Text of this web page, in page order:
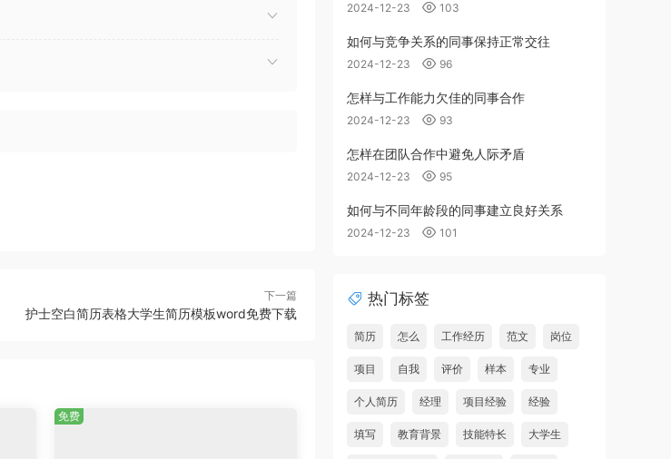
下一篇
护士空白简历表格大学生简历模板word免费下载
免费
2024-12-23 103
如何与竞争关系的同事保持正常交往
2024-12-23 96
怎样与工作能力欠佳的同事合作
2024-12-23 93
怎样在团队合作中避免人际矛盾
2024-12-23 95
如何与不同年龄段的同事建立良好关系
2024-12-23 101
热门标签
简历 怎么 工作经历 范文 岗位
项目 自我 评价 样本 专业
个人简历 经理 项目经验 经验
填写 教育背景 技能特长 大学生